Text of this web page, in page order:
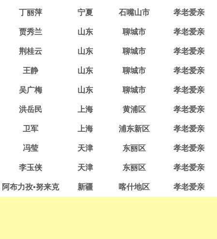
丁丽萍 宁夏 石嘴山市 孝老爱亲
贾秀兰 山东 聊城市 孝老爱亲
荆桂云 山东 聊城市 孝老爱亲
王静 山东 聊城市 孝老爱亲
吴广梅 山东 聊城市 孝老爱亲
洪岳民 上海 黄浦区 孝老爱亲
卫军 上海 浦东新区 孝老爱亲
冯莹 天津 东丽区 孝老爱亲
李玉侠 天津 东丽区 孝老爱亲
阿布力孜•努来克 新疆 喀什地区 孝老爱亲